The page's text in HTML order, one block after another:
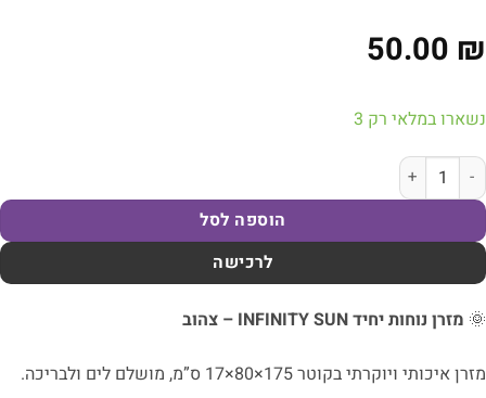
50.00 ₪
נשארו במלאי רק 3
כמות של מזרן נוחות יחיד צהוב | INFINITY SUN
הוספה לסל
לרכישה
🌞 מזרן נוחות יחיד INFINITY SUN – צהוב
מזרן איכותי ויוקרתי בקוטר 175×80×17 ס”מ, מושלם לים ולבריכה.